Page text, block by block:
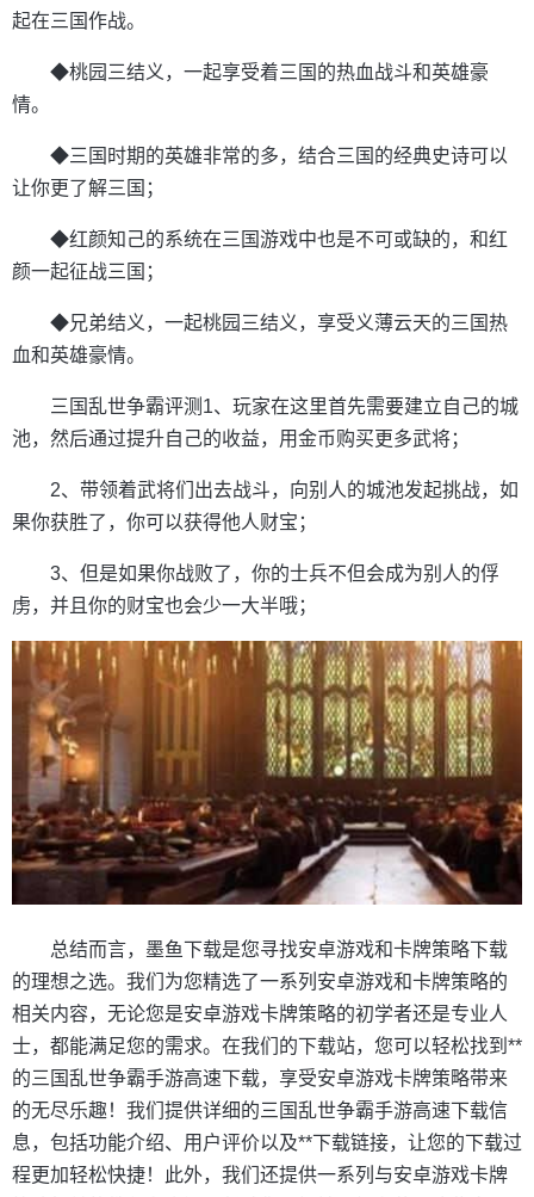
起在三国作战。
◆桃园三结义，一起享受着三国的热血战斗和英雄豪
情。
◆三国时期的英雄非常的多，结合三国的经典史诗可以
让你更了解三国；
◆红颜知己的系统在三国游戏中也是不可或缺的，和红
颜一起征战三国；
◆兄弟结义，一起桃园三结义，享受义薄云天的三国热
血和英雄豪情。
三国乱世争霸评测1、玩家在这里首先需要建立自己的城
池，然后通过提升自己的收益，用金币购买更多武将；
2、带领着武将们出去战斗，向别人的城池发起挑战，如
果你获胜了，你可以获得他人财宝；
3、但是如果你战败了，你的士兵不但会成为别人的俘
虏，并且你的财宝也会少一大半哦；
总结而言，墨鱼下载是您寻找安卓游戏和卡牌策略下载
的理想之选。我们为您精选了一系列安卓游戏和卡牌策略的
相关内容，无论您是安卓游戏卡牌策略的初学者还是专业人
士，都能满足您的需求。在我们的下载站，您可以轻松找到**
的三国乱世争霸手游高速下载，享受安卓游戏卡牌策略带来
的无尽乐趣！我们提供详细的三国乱世争霸手游高速下载信
息，包括功能介绍、用户评价以及**下载链接，让您的下载过
程更加轻松快捷！此外，我们还提供一系列与安卓游戏卡牌